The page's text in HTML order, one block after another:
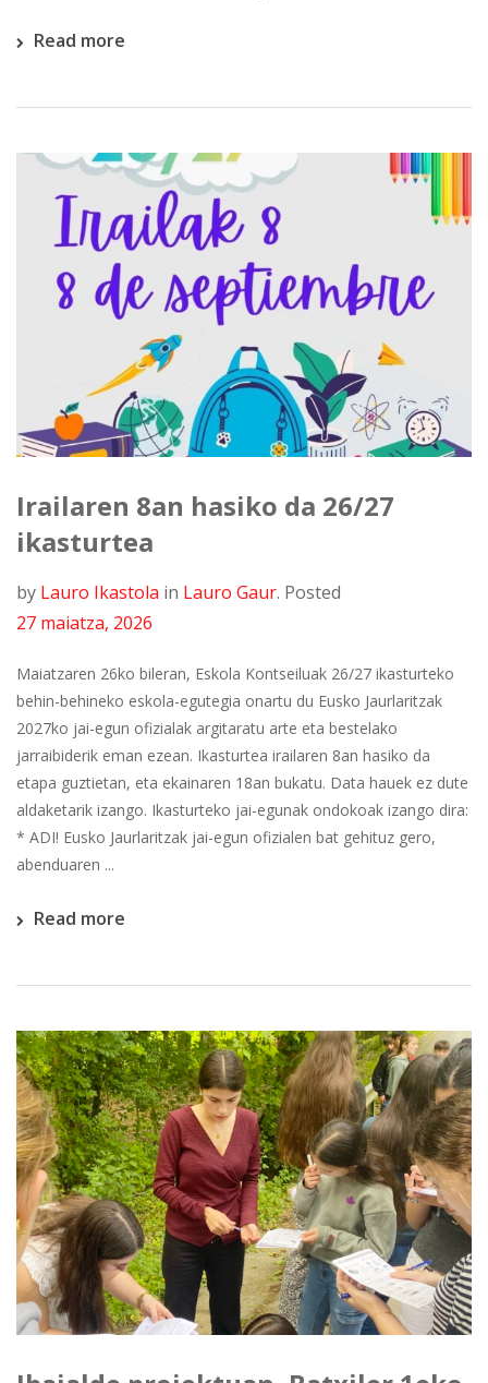
Read more
Irailaren 8an hasiko da 26/27
ikasturtea
by Lauro Ikastola in Lauro Gaur. Posted
27 maiatza, 2026
Maiatzaren 26ko bileran, Eskola Kontseiluak 26/27 ikasturteko
behin-behineko eskola-egutegia onartu du Eusko Jaurlaritzak
2027ko jai-egun ofizialak argitaratu arte eta bestelako
jarraibiderik eman ezean. Ikasturtea irailaren 8an hasiko da
etapa guztietan, eta ekainaren 18an bukatu. Data hauek ez dute
aldaketarik izango. Ikasturteko jai-egunak ondokoak izango dira:
* ADI! Eusko Jaurlaritzak jai-egun ofizialen bat gehituz gero,
abenduaren ...
Read more